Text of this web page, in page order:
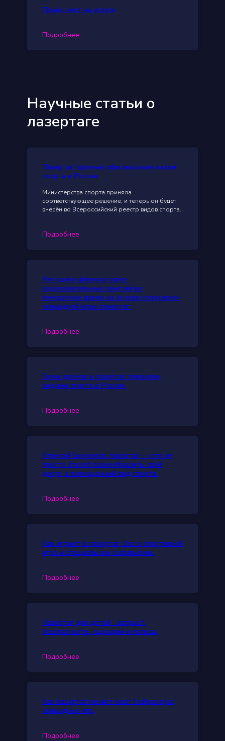
Прайс-лист на услуги
Подробнее
Научные статьи о
лазертаге
Лазертаг признан официальным видом
спорта в России.
Министерства спорта приняла
соответствующее решение, и теперь он будет
внесён во Всероссийский реестр видов спорта.
Подробнее
Методика физкультурно-
оздоровительных занятий во
внеурочное время на основе спортивно-
командной игры лазертаг.
Подробнее
Гонки дронов и лазертаг признали
видами спорта в России.
Подробнее
Алексей Быченков: лазертаг — это не
просто способ разнообразить свой
досуг, а полноценный вид спорта.
Подробнее
Как играют в лазертаг. Все о спортивной
игре и специальном снаряжении.
Подробнее
Лазертаг для детей - возраст,
безопасность, сценарии и польза.
Подробнее
Как лазертаг меняет мозг: Нейронаука
командных игр.
Подробнее